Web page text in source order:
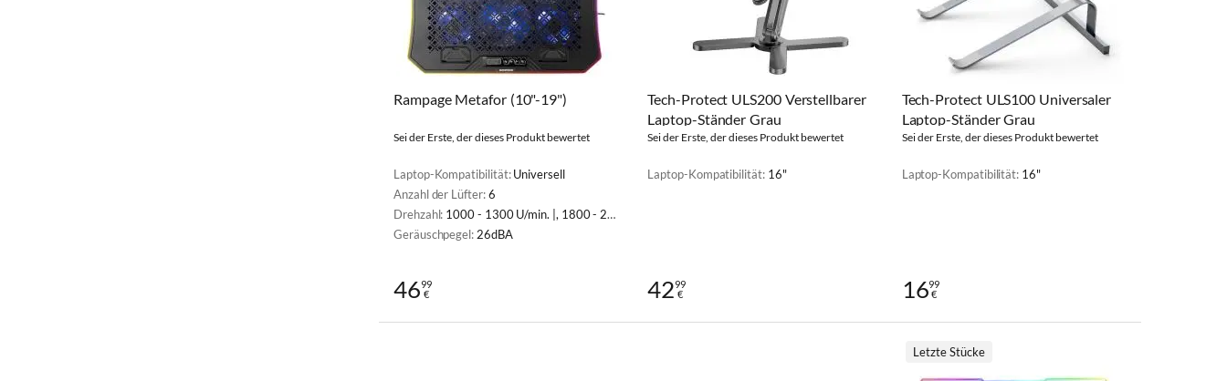
Rampage Metafor (10"-19")
Sei der Erste, der dieses Produkt bewertet
Laptop-Kompatibilität:Universell
Anzahl der Lüfter:6
Drehzahl: 1000 - 1300 U/min. |, 1800 - 2100 U/min
Geräuschpegel: 26dBA
4699
€
Tech-Protect ULS200 Verstellbarer
Laptop-Ständer Grau
Sei der Erste, der dieses Produkt bewertet
Laptop-Kompatibilität: 16"
4299
€
Tech-Protect ULS100 Universaler
Laptop-Ständer Grau
Sei der Erste, der dieses Produkt bewertet
Laptop-Kompatibilität: 16"
1699
€
Letzte Stücke